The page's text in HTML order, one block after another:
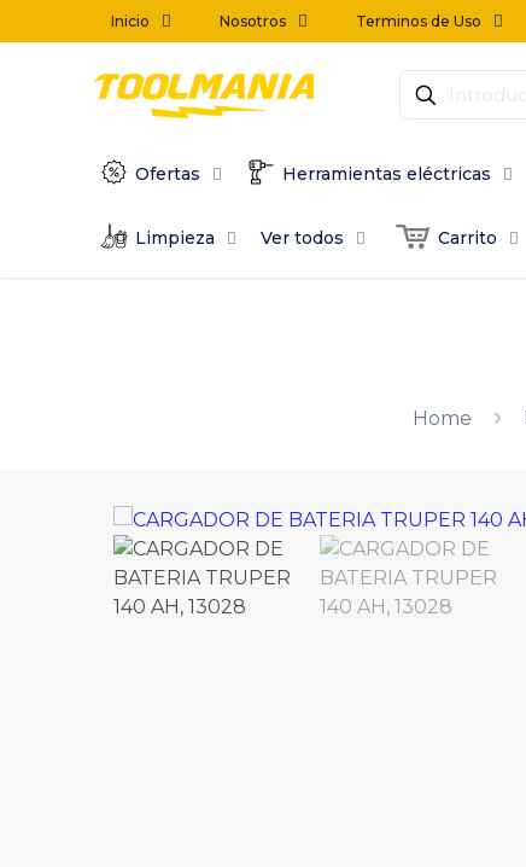
Inicio Nosotros Terminos de Uso
Ofertas Herramientas eléctricas
Limpieza Ver todos Carrito
Home